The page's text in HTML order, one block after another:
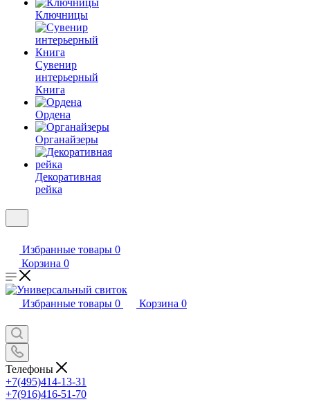
Ключницы
Сувенир
интерьерный
Книга
Ордена
Органайзеры
Декоративная
рейка
Избранные товары 0
Корзина 0
Избранные товары 0 Корзина 0
Телефоны
+7(495)414-13-31
+7(916)416-51-70